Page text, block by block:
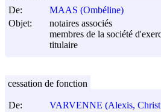
De:
MAAS (Ombéline)
Objet:
notaires associés
membres de la société
titulaire
De:
VARVENNE (Alexis,
cessation de fonction